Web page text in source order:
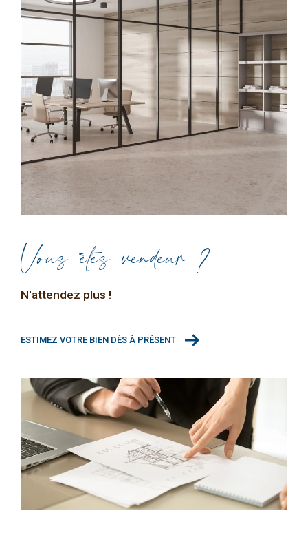
Castelnau-Montratier: elles sont sélectionnées avec
soin pour répondre à vos attentes. Nous vous
proposons aussi une estimation précise et
personnalisée si vous souhaitez vendre.
Parlons de votre projet
Passez nous voir au 37 rue Clemenceau, 46170
Castelnau-Montratier. Vous pouvez aussi nous
appeler au 05.65.21.82.83 ou nous écrire à
geoffroy@immobilier-marin.com
.
Montratier
bien le comprendre… pour mieux le concrétiser avec
Vous êtes vendeur ?
N'attendez plus !
ESTIMEZ VOTRE BIEN DÈS À PRÉSENT